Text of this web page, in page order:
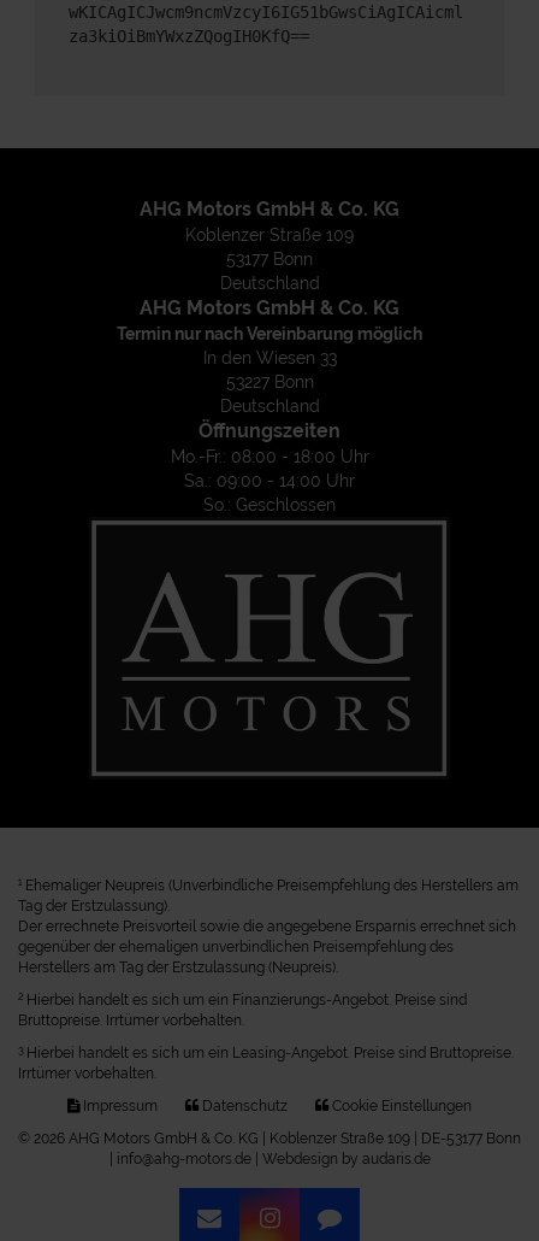
wKICAgICJwcm9ncmVzcyI6IG51bGwsCiAgICAicml
za3kiOiBmYWxzZQogIH0KfQ==
AHG Motors GmbH & Co. KG
Koblenzer Straße 109
53177 Bonn
Deutschland
AHG Motors GmbH & Co. KG
Termin nur nach Vereinbarung möglich
In den Wiesen 33
53227 Bonn
Deutschland
Öffnungszeiten
Mo.-Fr.: 08:00 - 18:00 Uhr
Sa.: 09:00 - 14:00 Uhr
So.: Geschlossen
1
Ehemaliger Neupreis (Unverbindliche Preisempfehlung des Herstellers am
Tag der Erstzulassung).
Der errechnete Preisvorteil sowie die angegebene Ersparnis errechnet sich
gegenüber der ehemaligen unverbindlichen Preisempfehlung des
Herstellers am Tag der Erstzulassung (Neupreis).
2 Hierbei handelt es sich um ein Finanzierungs-Angebot. Preise sind
Bruttopreise. Irrtümer vorbehalten.
3 Hierbei handelt es sich um ein Leasing-Angebot. Preise sind Bruttopreise.
Irrtümer vorbehalten.
Impressum
Datenschutz
Cookie Einstellungen
© 2026 AHG Motors GmbH & Co. KG | Koblenzer Straße 109 | DE-53177 Bonn
| info@ahg-motors.de | Webdesign by audaris.de